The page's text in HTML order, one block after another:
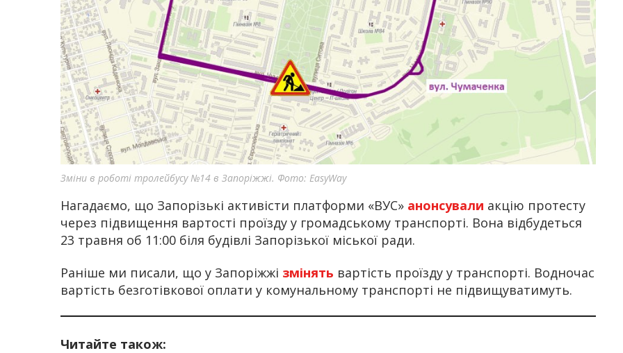
Зміни в роботі тролейбусу №14 в Запоріжжі. Фото: EasyWay
Нагадаємо, що Запорізькі активісти платформи «ВУС» анонсували акцію протесту
через підвищення вартості проїзду у громадському транспорті. Вона відбудеться
23 травня об 11:00 біля будівлі Запорізької міської ради.
Раніше ми писали, що у Запоріжжі змінять вартість проїзду у транспорті. Водночас
вартість безготівкової оплати у комунальному транспорті не підвищуватимуть.
Читайте також: